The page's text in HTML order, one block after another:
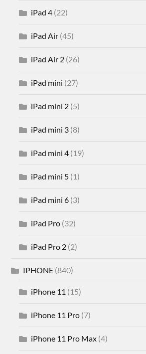
iPad 4 (22)
iPad Air (45)
iPad Air 2 (26)
iPad mini (27)
iPad mini 2 (5)
iPad mini 3 (8)
iPad mini 4 (19)
iPad mini 5 (1)
iPad mini 6 (3)
iPad Pro (32)
iPad Pro 2 (2)
IPHONE (840)
iPhone 11 (15)
iPhone 11 Pro (7)
iPhone 11 Pro Max (4)